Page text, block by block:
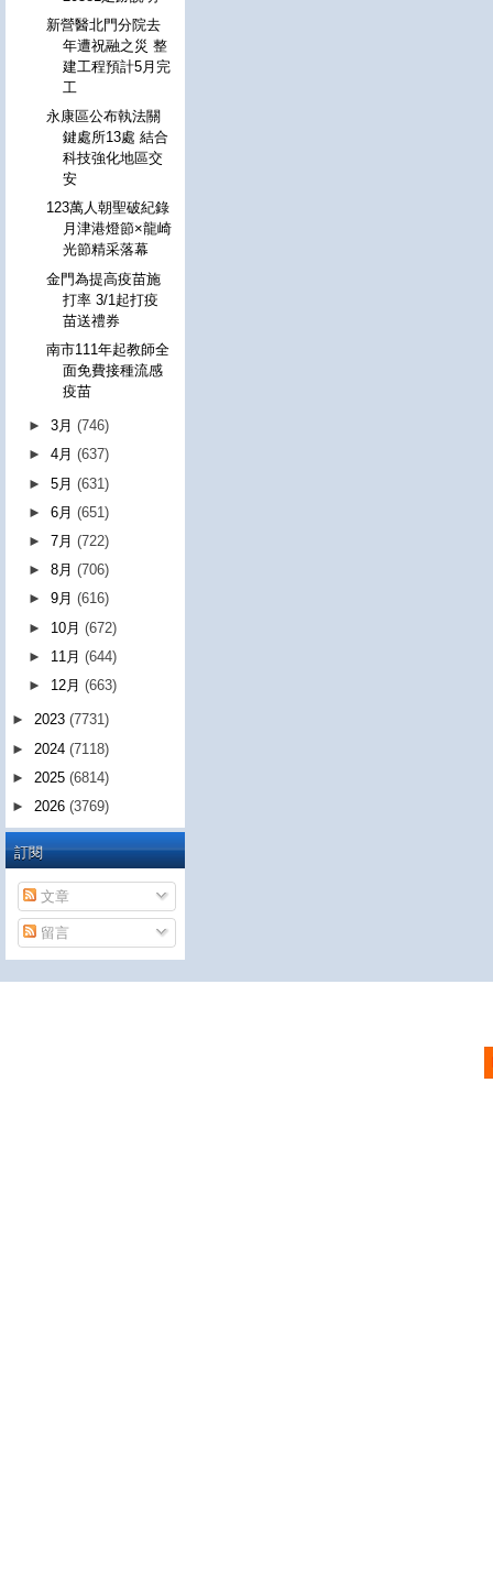
新營醫北門分院去
年遭祝融之災 整
建工程預計5月完
工
永康區公布執法關
鍵處所13處 結合
科技強化地區交
安
123萬人朝聖破紀錄
月津港燈節×龍崎
光節精采落幕
金門為提高疫苗施
打率 3/1起打疫
苗送禮券
南市111年起教師全
面免費接種流感
疫苗
►3月(746)
►4月(637)
►5月(631)
►6月(651)
►7月(722)
►8月(706)
►9月(616)
► 10月(672)
► 11月(644)
► 12月(663)
► 2023 (7731)
► 2024 (7118)
► 2025 (6814)
► 2026 (3769)
訂閱
文章
留言